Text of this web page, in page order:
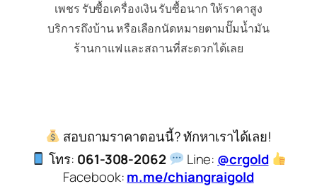
เพชร รับซื้อเครื่องเงิน รับซื้อนาก ให้ราคาสูง
บริการถึงบ้าน หรือเลือกนัดหมายตามปั๊มน้ำมัน
ร้านกาแฟ และสถานที่สะดวกได้เลย
สอบถามราคาตอนนี้? ทักหาเราได้เลย!
โทร: 061-308-2062 Line: @crgold
Facebook:m.me/chiangraigold